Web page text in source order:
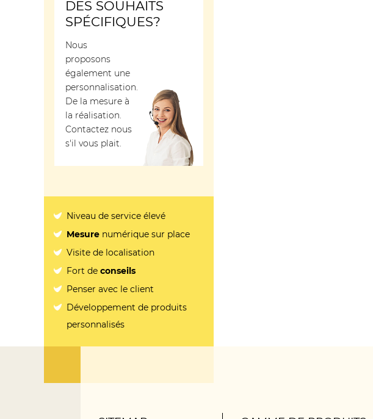
DES SOUHAITS
SPÉCIFIQUES?
Nous
proposons
également une
personnalisation.
De la mesure à
la réalisation.
Contactez nous
s'il vous plait.
Niveau de service élevé
Mesure numérique sur place
Visite de localisation
Fort deconseils
Penser avec le client
Développement de produits
personnalisés